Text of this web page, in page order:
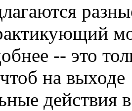
-- это
на выходе
действия